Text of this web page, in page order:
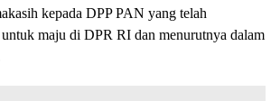
kepada DPP PAN yang telah
maju di DPR RI dan menurutnya dalam